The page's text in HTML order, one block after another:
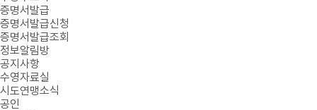
증명서발급
증명서발급신청
증명서발급조회
정보알림방
공지사항
수영자료실
시도연맹소식
공인